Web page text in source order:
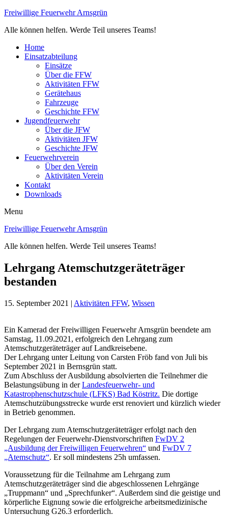
Freiwillige Feuerwehr Arnsgrün
Alle können helfen. Werde Teil unseres Teams!
Home
Einsatzabteilung
Einsätze
Über die FFW
Aktivitäten FFW
Gerätehaus
Fahrzeuge
Geschichte FFW
Jugendfeuerwehr
Über die JFW
Aktivitäten JFW
Geschichte JFW
Feuerwehrverein
Über den Verein
Aktivitäten Verein
Kontakt
Downloads
Menu
Freiwillige Feuerwehr Arnsgrün
Alle können helfen. Werde Teil unseres Teams!
Lehrgang Atemschutzgeräteträger
bestanden
15. September 2021 | Aktivitäten FFW, Wissen
Ein Kamerad der Freiwilligen Feuerwehr Arnsgrün beendete am
Samstag, 11.09.2021, erfolgreich den Lehrgang zum
Atemschutzgeräteträger auf Landkreisebene.
Der Lehrgang unter Leitung von Carsten Fröb fand von Juli bis
September 2021 in Bernsgrün statt.
Zum Abschluss der Ausbildung absolvierten die Teilnehmer die
Belastungsübung in derLandesfeuerwehr- und
Katastrophenschutzschule (LFKS) Bad Köstritz. Die dortige
Atemschutzübungsstrecke wurde erst renoviert und kürzlich wieder
in Betrieb genommen.
Der Lehrgang zum Atemschutzgeräteträger erfolgt nach den
Regelungen der Feuerwehr-Dienstvorschriften FwDV 2
„Ausbildung der Freiwilligen Feuerwehren“ und FwDV 7
„Atemschutz“. Er soll mindestens 25h umfassen.
Voraussetzung für die Teilnahme am Lehrgang zum
Atemschutzgeräteträger sind die abgeschlossenen Lehrgänge
„Truppmann“ und „Sprechfunker“. Außerdem sind die geistige und
körperliche Eignung sowie die erfolgreiche arbeitsmedizinische
Untersuchung G26.3 erforderlich.